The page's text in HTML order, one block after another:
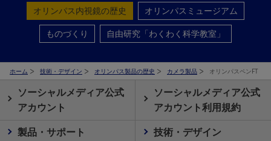
オリンパス内視鏡の歴史
オリンパスミュージアム
ものづくり
自由研究「わくわく科学教室」
ホーム 技術・デザイン オリンパス製品の歴史 カメラ製品 オリンパスペンFT
ソーシャルメディア公式
アカウント
ソーシャルメディア公式
アカウント利用規約
製品・サポート
技術・デザイン